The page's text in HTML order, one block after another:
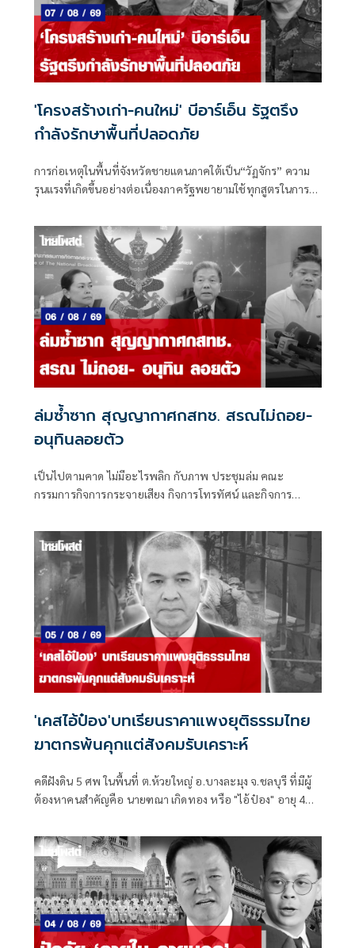
'โครงสร้างเก่า-คนใหม่' บีอาร์เอ็น รัฐตรึง
กำลังรักษาพื้นที่ปลอดภัย
การก่อเหตุในพื้นที่จังหวัดชายแดนภาคใต้เป็น“วัฏจักร” ความ
รุนแรงที่เกิดขึ้นอย่างต่อเนื่องภาครัฐพยายามใช้ทุกสูตรในการ
สมบูรณ์
ล่มซ้ำซาก สุญญากาศกสทช. สรณไม่ถอย-
อนุทินลอยตัว
เป็นไปตามคาด ไม่มีอะไรพลิก กับภาพ ประชุมล่ม คณะ
กรรมการกิจการกระจายเสียง กิจการโทรทัศน์ และกิจการ
'เคสไอ้ป๋อง'บทเรียนราคาแพงยุติธรรมไทย
ฆาตกรพ้นคุกแต่สังคมรับเคราะห์
คดีฝังดิน 5 ศพ ในพื้นที่ ต.ห้วยใหญ่ อ.บางละมุง จ.ชลบุรี ที่มีผู้
ต้องหาคนสำคัญคือ นายฑณา เกิดทอง หรือ "ไอ้ป๋อง" อายุ 43